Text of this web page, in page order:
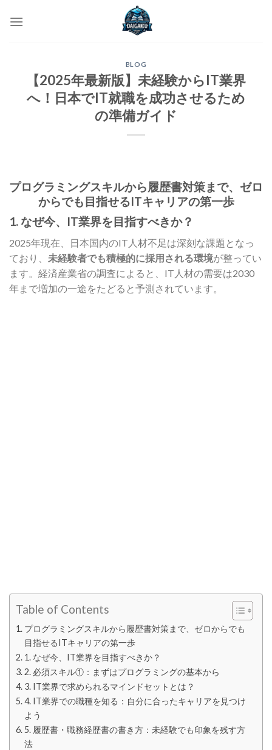
BLOG
【2025年最新版】未経験からIT業界
へ！日本でIT就職を成功させるため
の準備ガイド
プログラミングスキルから履歴書対策まで、ゼロ
からでも目指せるITキャリアの第一歩
1. なぜ今、IT業界を目指すべきか？
2025年現在、日本国内のIT人材不足は深刻な課題となっ
ており、 未経験者でも積極的に採用される環境が整ってい
ます。経済産業省の調査によると、IT人材の需要は2030
年まで増加の一途をたどると予測されています。
Table of Contents
プログラミングスキルから履歴書対策まで、ゼロからでも
目指せるITキャリアの第一歩
1. なぜ今、IT業界を目指すべきか？
2. 必須スキル①：まずはプログラミングの基本から
3. IT業界で求められるマインドセットとは？
4. IT業界での職種を知る：自分に合ったキャリアを見つけ
よう
5. 履歴書・職務経歴書の書き方：未経験でも印象を残す方
法